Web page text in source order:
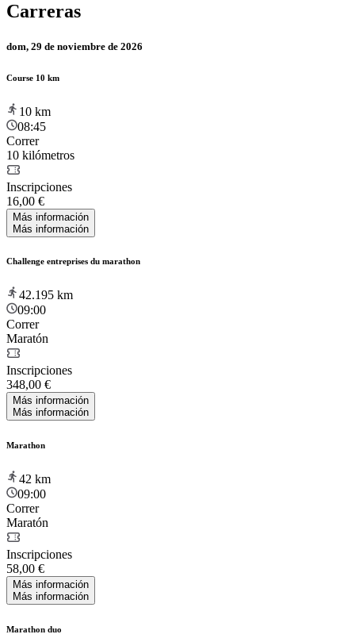
Carreras
dom, 29 de noviembre de 2026
Course 10 km
10 km
08:45
Correr
10 kilómetros
Inscripciones
16,00 €
Más información
Más información
Challenge entreprises du marathon
42.195 km
09:00
Correr
Maratón
Inscripciones
348,00 €
Más información
Más información
Marathon
42 km
09:00
Correr
Maratón
Inscripciones
58,00 €
Más información
Más información
Marathon duo